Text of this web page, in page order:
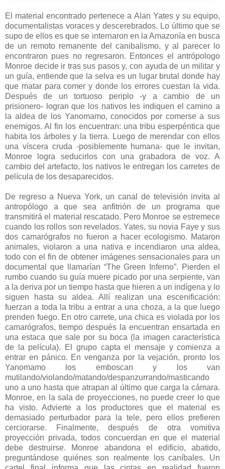
El material encontrado pertenece a Alan Yates y su equipo,
documentalistas voraces y descerebrados. Lo último que se
supo de ellos es que se internaron en la Amazonía en busca
de un remoto remanente del canibalismo, y al parecer lo
encontraron pues no regresaron. Entonces el antrópologo
Monroe decide ir tras sus pasos y, con ayuda de un militar y
un guía, entiende que la selva es un lugar brutal donde hay
que matar para comer y donde los errores cuestan la vida.
Después de un tortuoso periplo -y a cambio de un
prisionero- logran que los nativos les indiquen el camino a
la aldea de los Yanomamo, conocidos por comerse a sus
enemigos. Al fin los encuentran: una tribu esperpéntica que
habita los árboles y la tierra. Luego de merendar con ellos
una víscera cruda -posiblemente humana- que le invitan,
Monroe logra seducirlos con una grabadora de voz. A
cambio del artefacto, los nativos le entregan los carretes de
película de los desaparecidos.
De regreso a Nueva York, un canal de televisión invita al
antropólogo a que sea anfitrión de un programa que
transmitirá el material rescatado. Pero Monroe se estremece
cuando los rollos son revelados. Yates, su novia Faye y sus
dos camarógrafos no fueron a hacer ecologismo. Mataron
animales, violaron a una nativa e incendiaron una aldea,
todo con el fin de obtener imágenes sensacionales para un
documental que llamarían “The Green Inferno”. Pierden el
rumbo cuando su guía muere picado por una serpiente, van
a la deriva por un tiempo hasta que hieren a un indígena y lo
siguen hasta su aldea. Allí realizan una escenificación:
fuerzan a toda la tribu a entrar a una choza, a la que luego
prenden fuego. En otro carrete, una chica es violada por los
camarógrafos, tiempo después la encuentran ensartada en
una estaca que sale por su boca (la imagen característica
de la película). El grupo capta el mensaje y comienza a
entrar en pánico. En venganza por la vejación, pronto los
Yanomamo los emboscan y los van
mutilando/violando/matando/despanzurrando/masticando
uno a uno hasta que atrapan al último que carga la cámara.
Monroe, en la sala de proyecciones, no puede creer lo que
ha visto. Advierte a los productores que el material es
demasiado perturbador para la tele, pero ellos prefieren
cerciorarse. Finalmente, después de otra vomitiva
proyección privada, todos concuerdan en que el material
debe destruirse. Monroe abandona el edificio, abatido,
preguntándose quiénes son realmente los caníbales. Un